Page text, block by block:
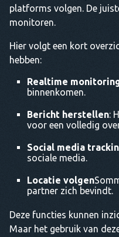
platforms volgen. De
monitoren.
Hier volgt een kort
hebben:
Realtime
binnenkomen.
Bericht herstellen:
voor een volledig
Social media
sociale media.
Locatie volgen
partner zich bevindt.
Deze functies kunnen
Maar het gebruik van